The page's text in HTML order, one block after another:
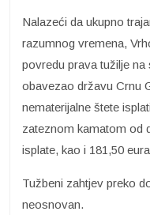
Nalazeći da ukupno
razumnog vremena,
povredu prava tužilje
obavezao državu Crnu
nematerijalne štete
zateznom kamatom od
isplate, kao i 181,50
Tužbeni zahtjev preko
neosnovan.